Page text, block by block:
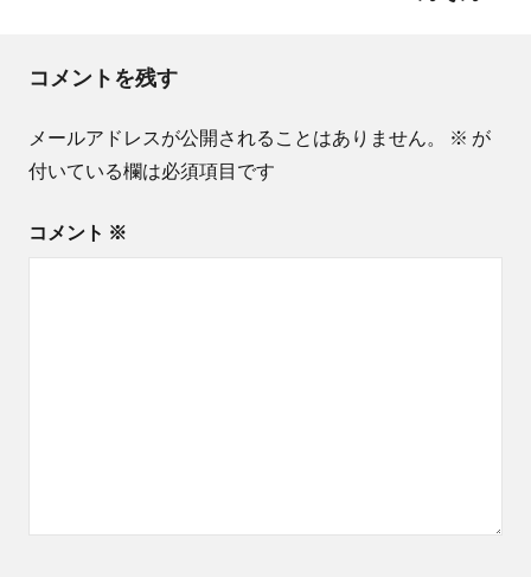
シ
ョ
ン
コメントを残す
メールアドレスが公開されることはありません。 ※ が
付いている欄は必須項目です
コメント ※